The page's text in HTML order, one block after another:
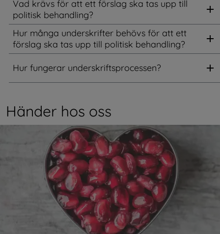
Vad krävs för att ett förslag ska tas upp till
politisk behandling?
Hur många underskrifter behövs för att ett
förslag ska tas upp till politisk behandling?
Hur fungerar underskriftsprocessen?
Händer hos oss